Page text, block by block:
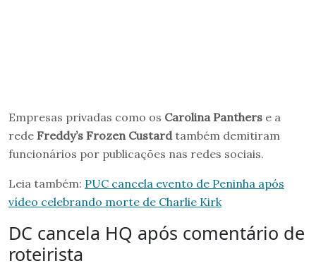
Empresas privadas como os Carolina Panthers e a
rede Freddy’s Frozen Custard também demitiram
funcionários por publicações nas redes sociais.
Leia também: PUC cancela evento de Peninha após
vídeo celebrando morte de Charlie Kirk
DC cancela HQ após comentário de
roteirista